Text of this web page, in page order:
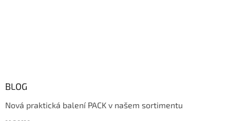
BLOG
Nová praktická balení PACK v našem sortimentu